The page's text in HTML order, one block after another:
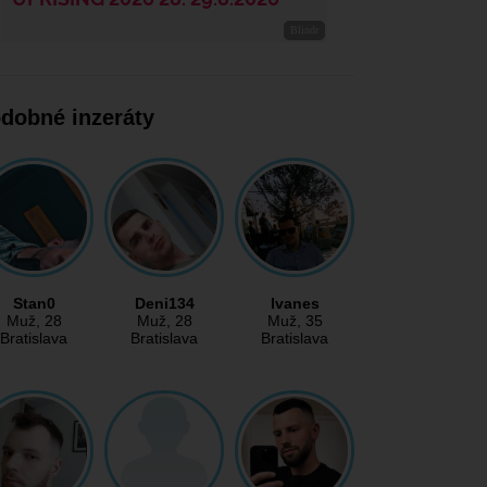
inzeráty
Stan0
Muž, 28
Bratislava
Deni134
Muž, 28
Bratislava
Ivanes
Muž, 35
Bratislava